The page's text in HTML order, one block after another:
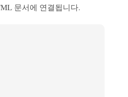
문서에 연결됩니다.